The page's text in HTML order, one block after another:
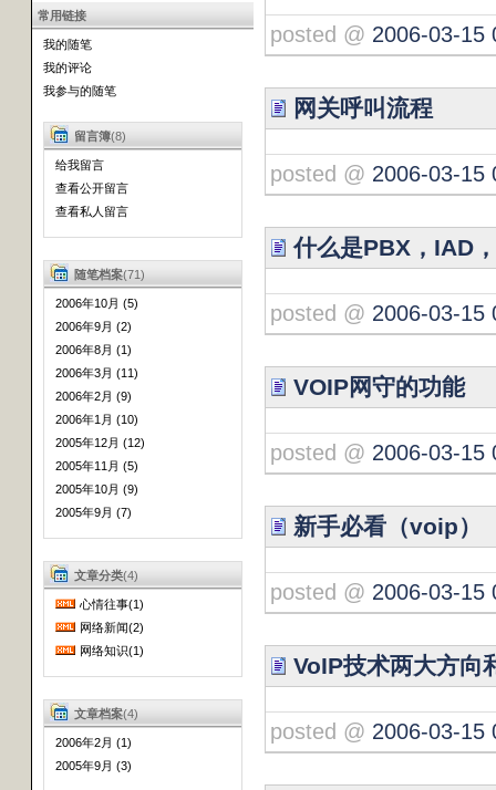
常用链接
我的随笔
我的评论
我参与的随笔
留言簿(8)
给我留言
查看公开留言
查看私人留言
随笔档案(71)
2006年10月 (5)
2006年9月 (2)
2006年8月 (1)
2006年3月 (11)
2006年2月 (9)
2006年1月 (10)
2005年12月 (12)
2005年11月 (5)
2005年10月 (9)
2005年9月 (7)
文章分类(4)
心情往事(1)
网络新闻(2)
网络知识(1)
文章档案(4)
2006年2月 (1)
2005年9月 (3)
posted @ 2006-03-15
网关呼叫流程
posted @ 2006-03-15
什么是PBX，IAD
posted @ 2006-03-15
VOIP网守的功能
posted @ 2006-03-15
新手必看（voip）
posted @ 2006-03-15
VoIP技术两大方向
posted @ 2006-03-15